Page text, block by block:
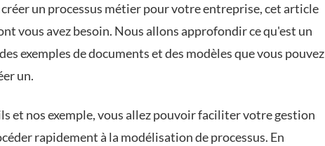
créer un processus métier pour votre entreprise, cet article
vous avez besoin. Nous allons approfondir ce qu'est un
exemples de documents et des modèles que vous pouvez
un.
et nos exemple, vous allez pouvoir faciliter votre gestion
rapidement à la modélisation de processus. En